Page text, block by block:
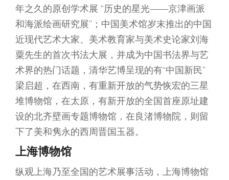
年之久的原创学术展 “历史的星光——京津画派
和海派绘画研究展”；中国美术馆岁末推出的中国
近现代艺术大家、美术教育家与美术史论家刘海
粟先生的首次书法大展，并成为中国书法界与艺
术界的热门话题，清华艺博呈现的有“中国新民”
梁启超，在西南，有重新开放的气势恢宏的三星
堆博物馆，在太原，有新开放的全国首座原址建
设的北齐壁画专题博物馆，在良渚博物院，则留
下了美和隽永的西周晋国玉器。
上海博物馆
纵观上海乃至全国的艺术展事活动，上海博物馆